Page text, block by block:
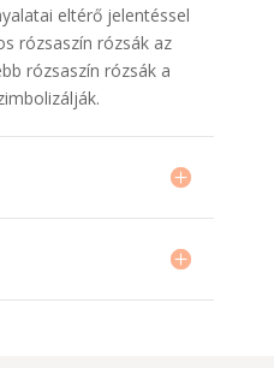
eltérő jelentéssel
rózsaszín rózsák az
rózsaszín rózsák a